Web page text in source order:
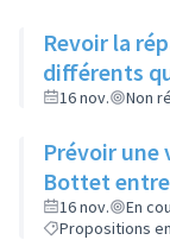
Revoir la
différents
16 nov. Non
Prévoir
Bottet
16 nov.
En
Propositions